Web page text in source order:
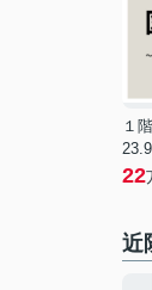
１階
22
近